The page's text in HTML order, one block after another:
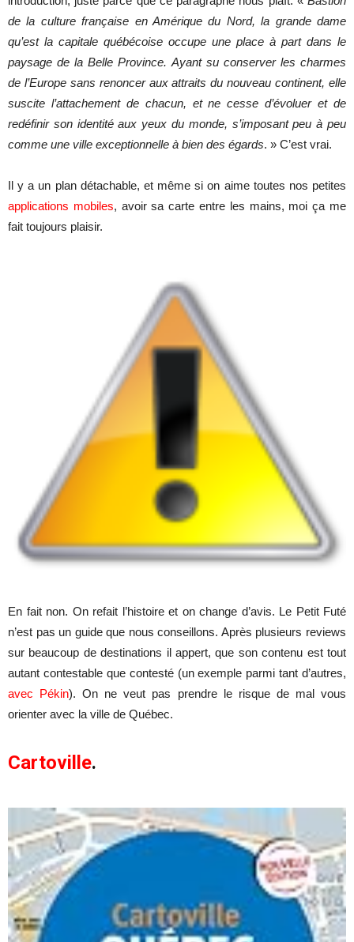
de la culture française en Amérique du Nord, la grande dame
qu’est la capitale québécoise occupe une place à part dans le
paysage de la Belle Province. Ayant su conserver les charmes
de l’Europe sans renoncer aux attraits du nouveau continent, elle
suscite l’attachement de chacun, et ne cesse d’évoluer et de
redéfinir son identité aux yeux du monde, s’imposant peu à peu
comme une ville exceptionnelle à bien des égards. » C’est vrai.
Il y a un plan détachable, et même si on aime toutes nos petites
applications mobiles, avoir sa carte entre les mains, moi ça me
fait toujours plaisir.
En fait non. On refait l’histoire et on change d’avis. Le Petit Futé
n’est pas un guide que nous conseillons. Après plusieurs reviews
sur beaucoup de destinations il appert, que son contenu est tout
autant contestable que contesté (un exemple parmi tant d’autres,
avec Pékin). On ne veut pas prendre le risque de mal vous
orienter avec la ville de Québec.
Cartoville.